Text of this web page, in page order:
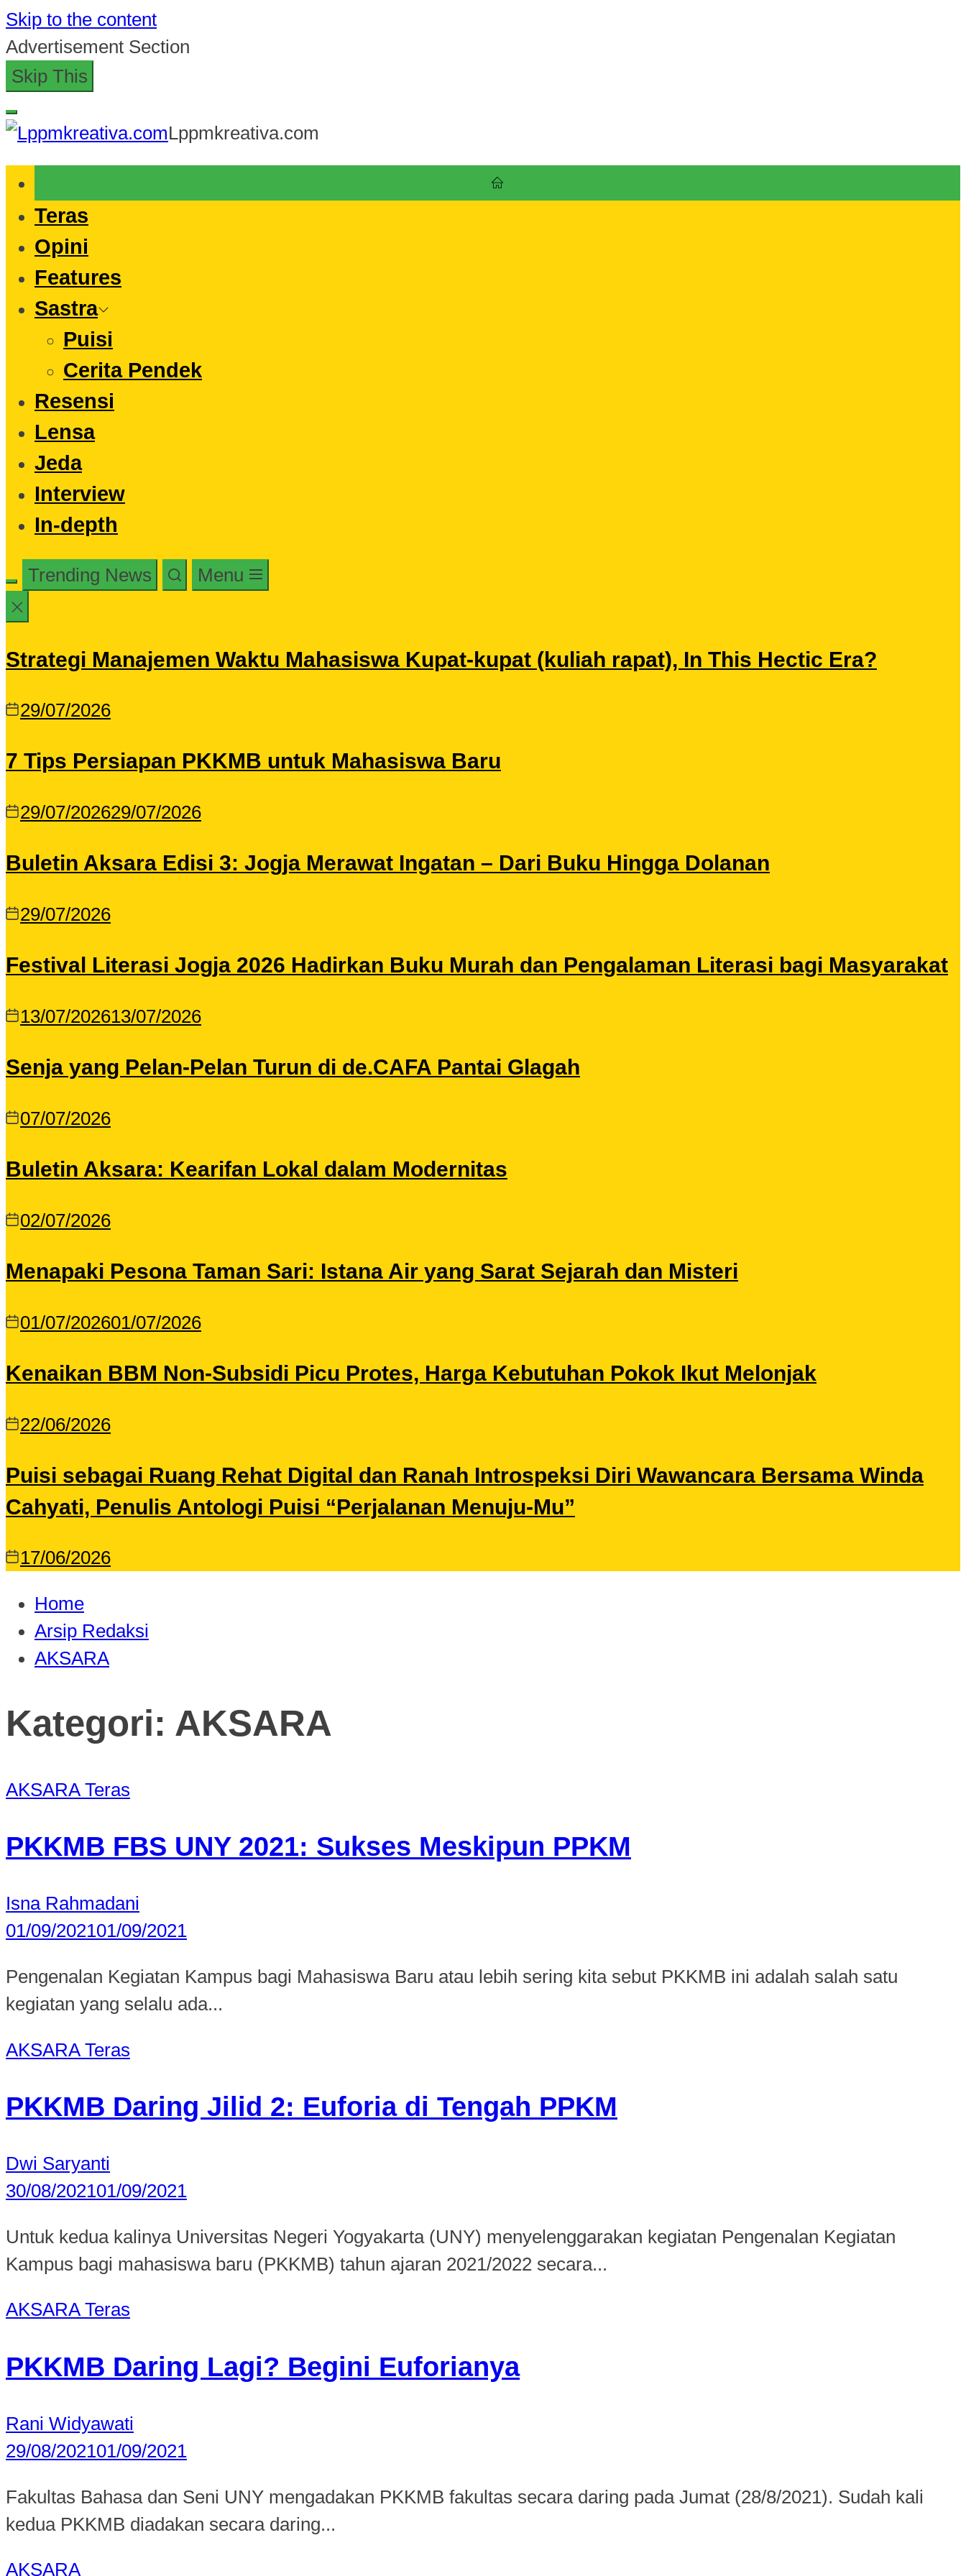
Skip to the content
Advertisement Section
Skip This
Lppmkreativa.com
Teras
Opini
Features
Sastra
Puisi
Cerita Pendek
Resensi
Lensa
Jeda
Interview
In-depth
Trending News Menu
Strategi Manajemen Waktu Mahasiswa Kupat-kupat (kuliah rapat), In This Hectic Era?
29/07/2026
7 Tips Persiapan PKKMB untuk Mahasiswa Baru
29/07/202629/07/2026
Buletin Aksara Edisi 3: Jogja Merawat Ingatan – Dari Buku Hingga Dolanan
29/07/2026
Festival Literasi Jogja 2026 Hadirkan Buku Murah dan Pengalaman Literasi bagi Masyarakat
13/07/202613/07/2026
Senja yang Pelan-Pelan Turun di de.CAFA Pantai Glagah
07/07/2026
Buletin Aksara: Kearifan Lokal dalam Modernitas
02/07/2026
Menapaki Pesona Taman Sari: Istana Air yang Sarat Sejarah dan Misteri
01/07/202601/07/2026
Kenaikan BBM Non-Subsidi Picu Protes, Harga Kebutuhan Pokok Ikut Melonjak
22/06/2026
Puisi sebagai Ruang Rehat Digital dan Ranah Introspeksi Diri Wawancara Bersama Winda
Cahyati, Penulis Antologi Puisi “Perjalanan Menuju-Mu”
17/06/2026
Home
Arsip Redaksi
AKSARA
Kategori: AKSARA
AKSARA Teras
PKKMB FBS UNY 2021: Sukses Meskipun PPKM
Isna Rahmadani
01/09/202101/09/2021
Pengenalan Kegiatan Kampus bagi Mahasiswa Baru atau lebih sering kita sebut PKKMB ini adalah salah satu
kegiatan yang selalu ada...
AKSARA Teras
PKKMB Daring Jilid 2: Euforia di Tengah PPKM
Dwi Saryanti
30/08/202101/09/2021
Untuk kedua kalinya Universitas Negeri Yogyakarta (UNY) menyelenggarakan kegiatan Pengenalan Kegiatan
Kampus bagi mahasiswa baru (PKKMB) tahun ajaran 2021/2022 secara...
AKSARA Teras
PKKMB Daring Lagi? Begini Euforianya
Rani Widyawati
29/08/202101/09/2021
Fakultas Bahasa dan Seni UNY mengadakan PKKMB fakultas secara daring pada Jumat (28/8/2021). Sudah kali
kedua PKKMB diadakan secara daring...
AKSARA